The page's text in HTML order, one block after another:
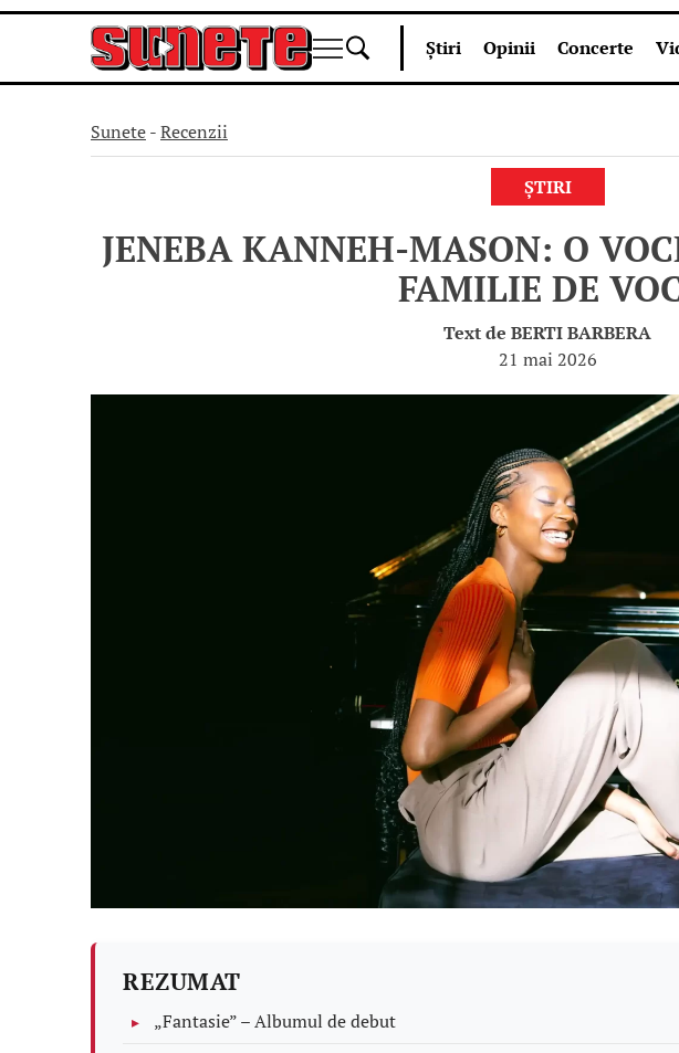
content
Știri Opinii Concerte
Sunete-Recenzii
ȘTIRI
JENEBA KANNEH-MASON: O
FAMILIE DE
Text de BERTI BARBERA
21 mai 2026
REZUMAT
„Fantasie” – Albumul de debut